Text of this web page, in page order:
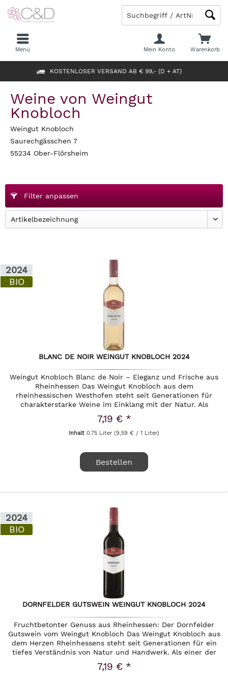
KOSTENLOSER VERSAND AB € 99,- (D + AT)
Warenkorb
Mein Konto
Menü
Weine von Weingut
Knobloch
Weingut Knobloch
Saurechgässchen 7
55234 Ober-Flörsheim
Filter anpassen
2024
BIO
BLANC DE NOIR WEINGUT KNOBLOCH 2024
Weingut Knobloch Blanc de Noir – Eleganz und Frische aus
Rheinhessen Das Weingut Knobloch aus dem
rheinhessischen Westhofen steht seit Generationen für
charakterstarke Weine im Einklang mit der Natur. Als
Pioniere des ökologischen...
7,19 € *
Inhalt0.75 Liter(9,59 € / 1 Liter)
Bestellen
2024
BIO
DORNFELDER GUTSWEIN WEINGUT KNOBLOCH 2024
Fruchtbetonter Genuss aus Rheinhessen: Der Dornfelder
Gutswein vom Weingut Knobloch Das Weingut Knobloch aus
dem Herzen Rheinhessens steht seit Generationen für ein
tiefes Verständnis von Natur und Handwerk. Als einer der
Pioniere des...
7,19 € *